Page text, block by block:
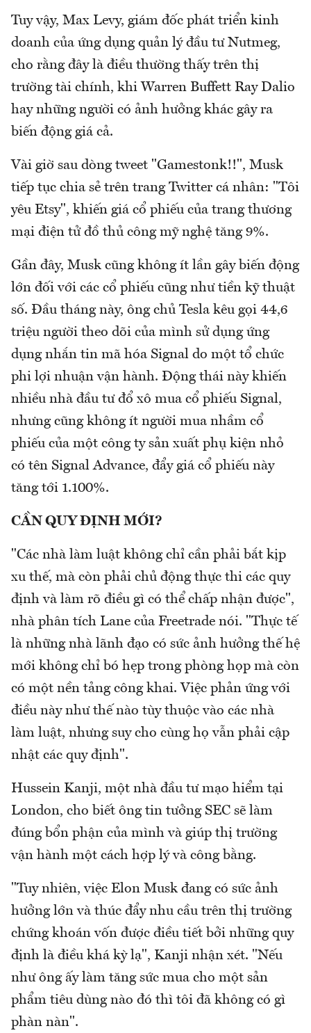
Tuy vậy, Max Levy, giám đốc phát triển kinh
doanh của ứng dụng quản lý đầu tư Nutmeg,
cho rằng đây là điều thường thấy trên thị
trường tài chính, khi Warren Buffett Ray Dalio
hay những người có ảnh hưởng khác gây ra
biến động giá cả.
Vài giờ sau dòng tweet "Gamestonk!!", Musk
tiếp tục chia sẻ trên trang Twitter cá nhân: "Tôi
yêu Etsy", khiến giá cổ phiếu của trang thương
mại điện tử đồ thủ công mỹ nghệ tăng 9%.
Gần đây, Musk cũng không ít lần gây biến động
lớn đối với các cổ phiếu cũng như tiền kỹ thuật
số. Đầu tháng này, ông chủ Tesla kêu gọi 44,6
triệu người theo dõi của mình sử dụng ứng
dụng nhắn tin mã hóa Signal do một tổ chức
phi lợi nhuận vận hành. Động thái này khiến
nhiều nhà đầu tư đổ xô mua cổ phiếu Signal,
nhưng cũng không ít người mua nhầm cổ
phiếu của một công ty sản xuất phụ kiện nhỏ
có tên Signal Advance, đẩy giá cổ phiếu này
tăng tới 1.100%.
CẦN QUY ĐỊNH MỚI?
"Các nhà làm luật không chỉ cần phải bắt kịp
xu thế, mà còn phải chủ động thực thi các quy
định và làm rõ điều gì có thể chấp nhận được",
nhà phân tích Lane của Freetrade nói. "Thực tế
là những nhà lãnh đạo có sức ảnh hưởng thế hệ
mới không chỉ bó hẹp trong phòng họp mà còn
có một nền tảng công khai. Việc phản ứng với
điều này như thế nào tùy thuộc vào các nhà
làm luật, nhưng suy cho cùng họ vẫn phải cập
nhật các quy định".
Hussein Kanji, một nhà đầu tư mạo hiểm tại
London, cho biết ông tin tưởng SEC sẽ làm
đúng bổn phận của mình và giúp thị trường
vận hành một cách hợp lý và công bằng.
"Tuy nhiên, việc Elon Musk đang có sức ảnh
hưởng lớn và thúc đẩy nhu cầu trên thị trường
chứng khoán vốn được điều tiết bởi những quy
định là điều khá kỳ lạ", Kanji nhận xét. "Nếu
như ông ấy làm tăng sức mua cho một sản
phẩm tiêu dùng nào đó thì tôi đã không có gì
phàn nàn".